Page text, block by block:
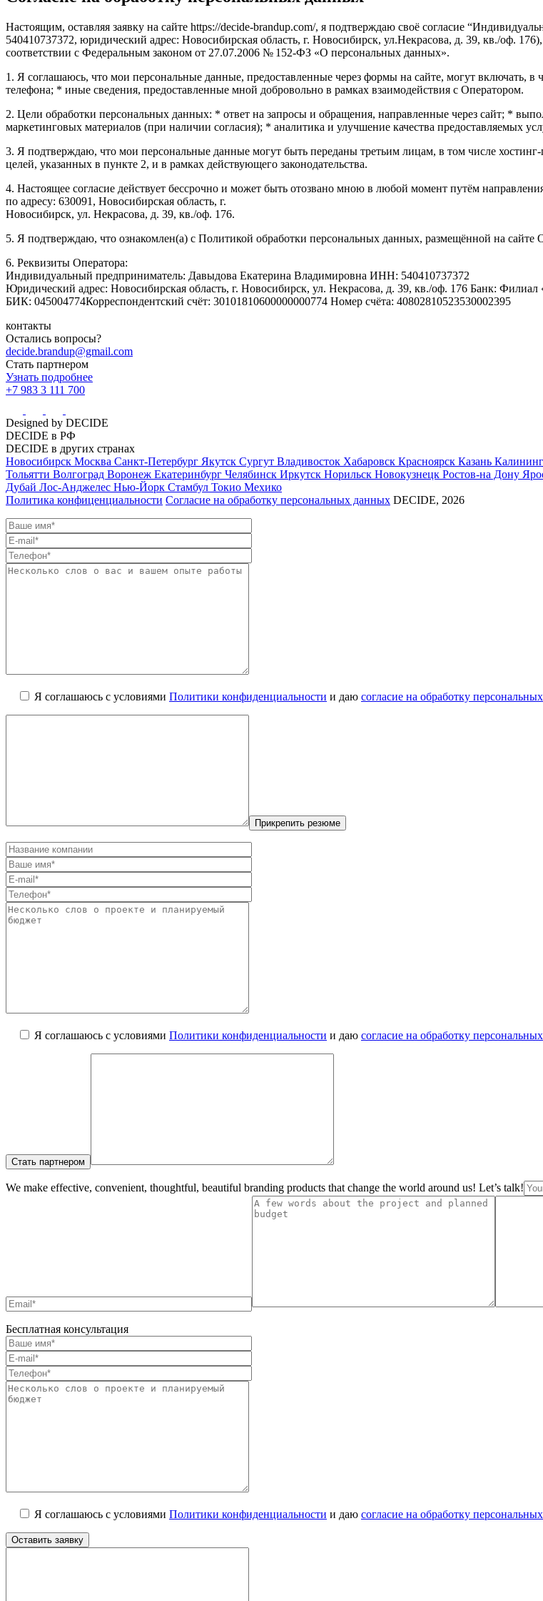
Настоящим, оставляя заявку на сайте https://decide-brandup.com/, я подтверждаю своё согласие
540410737372, юридический адрес: Новосибирская область, г. Новосибирск, ул.Некрасова, д. 39, кв./оф.
соответствии с Федеральным законом от 27.07.2006 № 152-ФЗ «О персональных данных».
1. Я соглашаюсь, что мои персональные данные, предоставленные через формы на сайте, могут включать,
телефона; * иные сведения, предоставленные мной добровольно в рамках взаимодействия с Оператором.
2. Цели обработки персональных данных: * ответ на запросы и обращения, направленные через сайт; *
маркетинговых материалов (при наличии согласия); * аналитика и улучшение качества предоставляемых
3. Я подтверждаю, что мои персональные данные могут быть переданы третьим лицам, в том числе
целей, указанных в пункте 2, и в рамках действующего законодательства.
4. Настоящее согласие действует бессрочно и может быть отозвано мною в любой момент путём
по адресу: 630091, Новосибирская область, г.
Новосибирск, ул. Некрасова, д. 39, кв./оф. 176.
5. Я подтверждаю, что ознакомлен(а) с Политикой обработки персональных данных, размещённой на
6. Реквизиты Оператора:
Индивидуальный предприниматель: Давыдова Екатерина Владимировна ИНН: 540410737372
Юридический адрес: Новосибирская область, г. Новосибирск, ул. Некрасова, д. 39, кв./оф. 176 Банк:
БИК: 045004774Корреспондентский счёт: 30101810600000000774 Номер счёта: 40802810523530002395
контакты
Остались вопросы?
decide.brandup@gmail.com
Стать партнером
Узнать подробнее
+7 983 3 111 700
Designed by DECIDE
DECIDE в РФ
DECIDE в других странах
Новосибирск Москва Санкт-Петербург Якутск Сургут Владивосток Хабаровск Красноярск Казань
Тольятти Волгоград Воронеж Екатеринбург Челябинск Иркутск Норильск Новокузнецк Ростов-на Дону
Дубай Лос-Анджелес Нью-Йорк Стамбул Токио Мехико
Политика конфиценциальности Согласие на обработку персональных данных DECIDE, 2026
Я соглашаюсь с условиями Политики конфиденциальности и даю согласие на обработку
Я соглашаюсь с условиями Политики конфиденциальности и даю согласие на обработку
We make effective, convenient, thoughtful, beautiful branding products that change the world around us! Let’s talk!
Бесплатная консультация
Я соглашаюсь с условиями Политики конфиденциальности и даю согласие на обработку